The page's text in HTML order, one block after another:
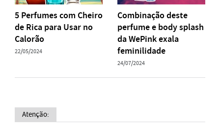
5 Perfumes com Cheiro
de Rica para Usar no
Calorão
22/05/2024
Combinação deste
perfume e body splash
da WePink exala
feminilidade
24/07/2024
Atenção: